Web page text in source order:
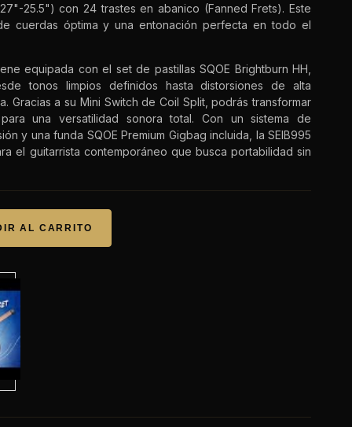
25.5") con 24 trastes en abanico (Fanned Frets). Este
cuerdas óptima y una entonación perfecta en todo el
equipada con el set de pastillas SQOE Brightburn HH,
tonos limpios definidos hasta distorsiones de alta
Gracias a su Mini Switch de Coil Split, podrás transformar
una versatilidad sonora total. Con un sistema de
y una funda SQOE Premium Gigbag incluida, la SEIB995
el guitarrista contemporáneo que busca portabilidad sin
AL CARRITO